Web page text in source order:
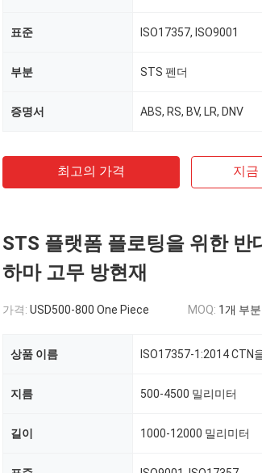
표준 ISO17357, ISO9001
부분 STS 펜더
증명서 ABS, RS, BV, LR, DNV
최고의 가격 지금
STS 플랫폼 플로팅을 위한 반
하마 고무 방현재
가격: USD500-800 One Piece MOQ: 1개 부분
상품 이름
지름 500-4500 밀리미터
길이 1000-12000 밀리미터